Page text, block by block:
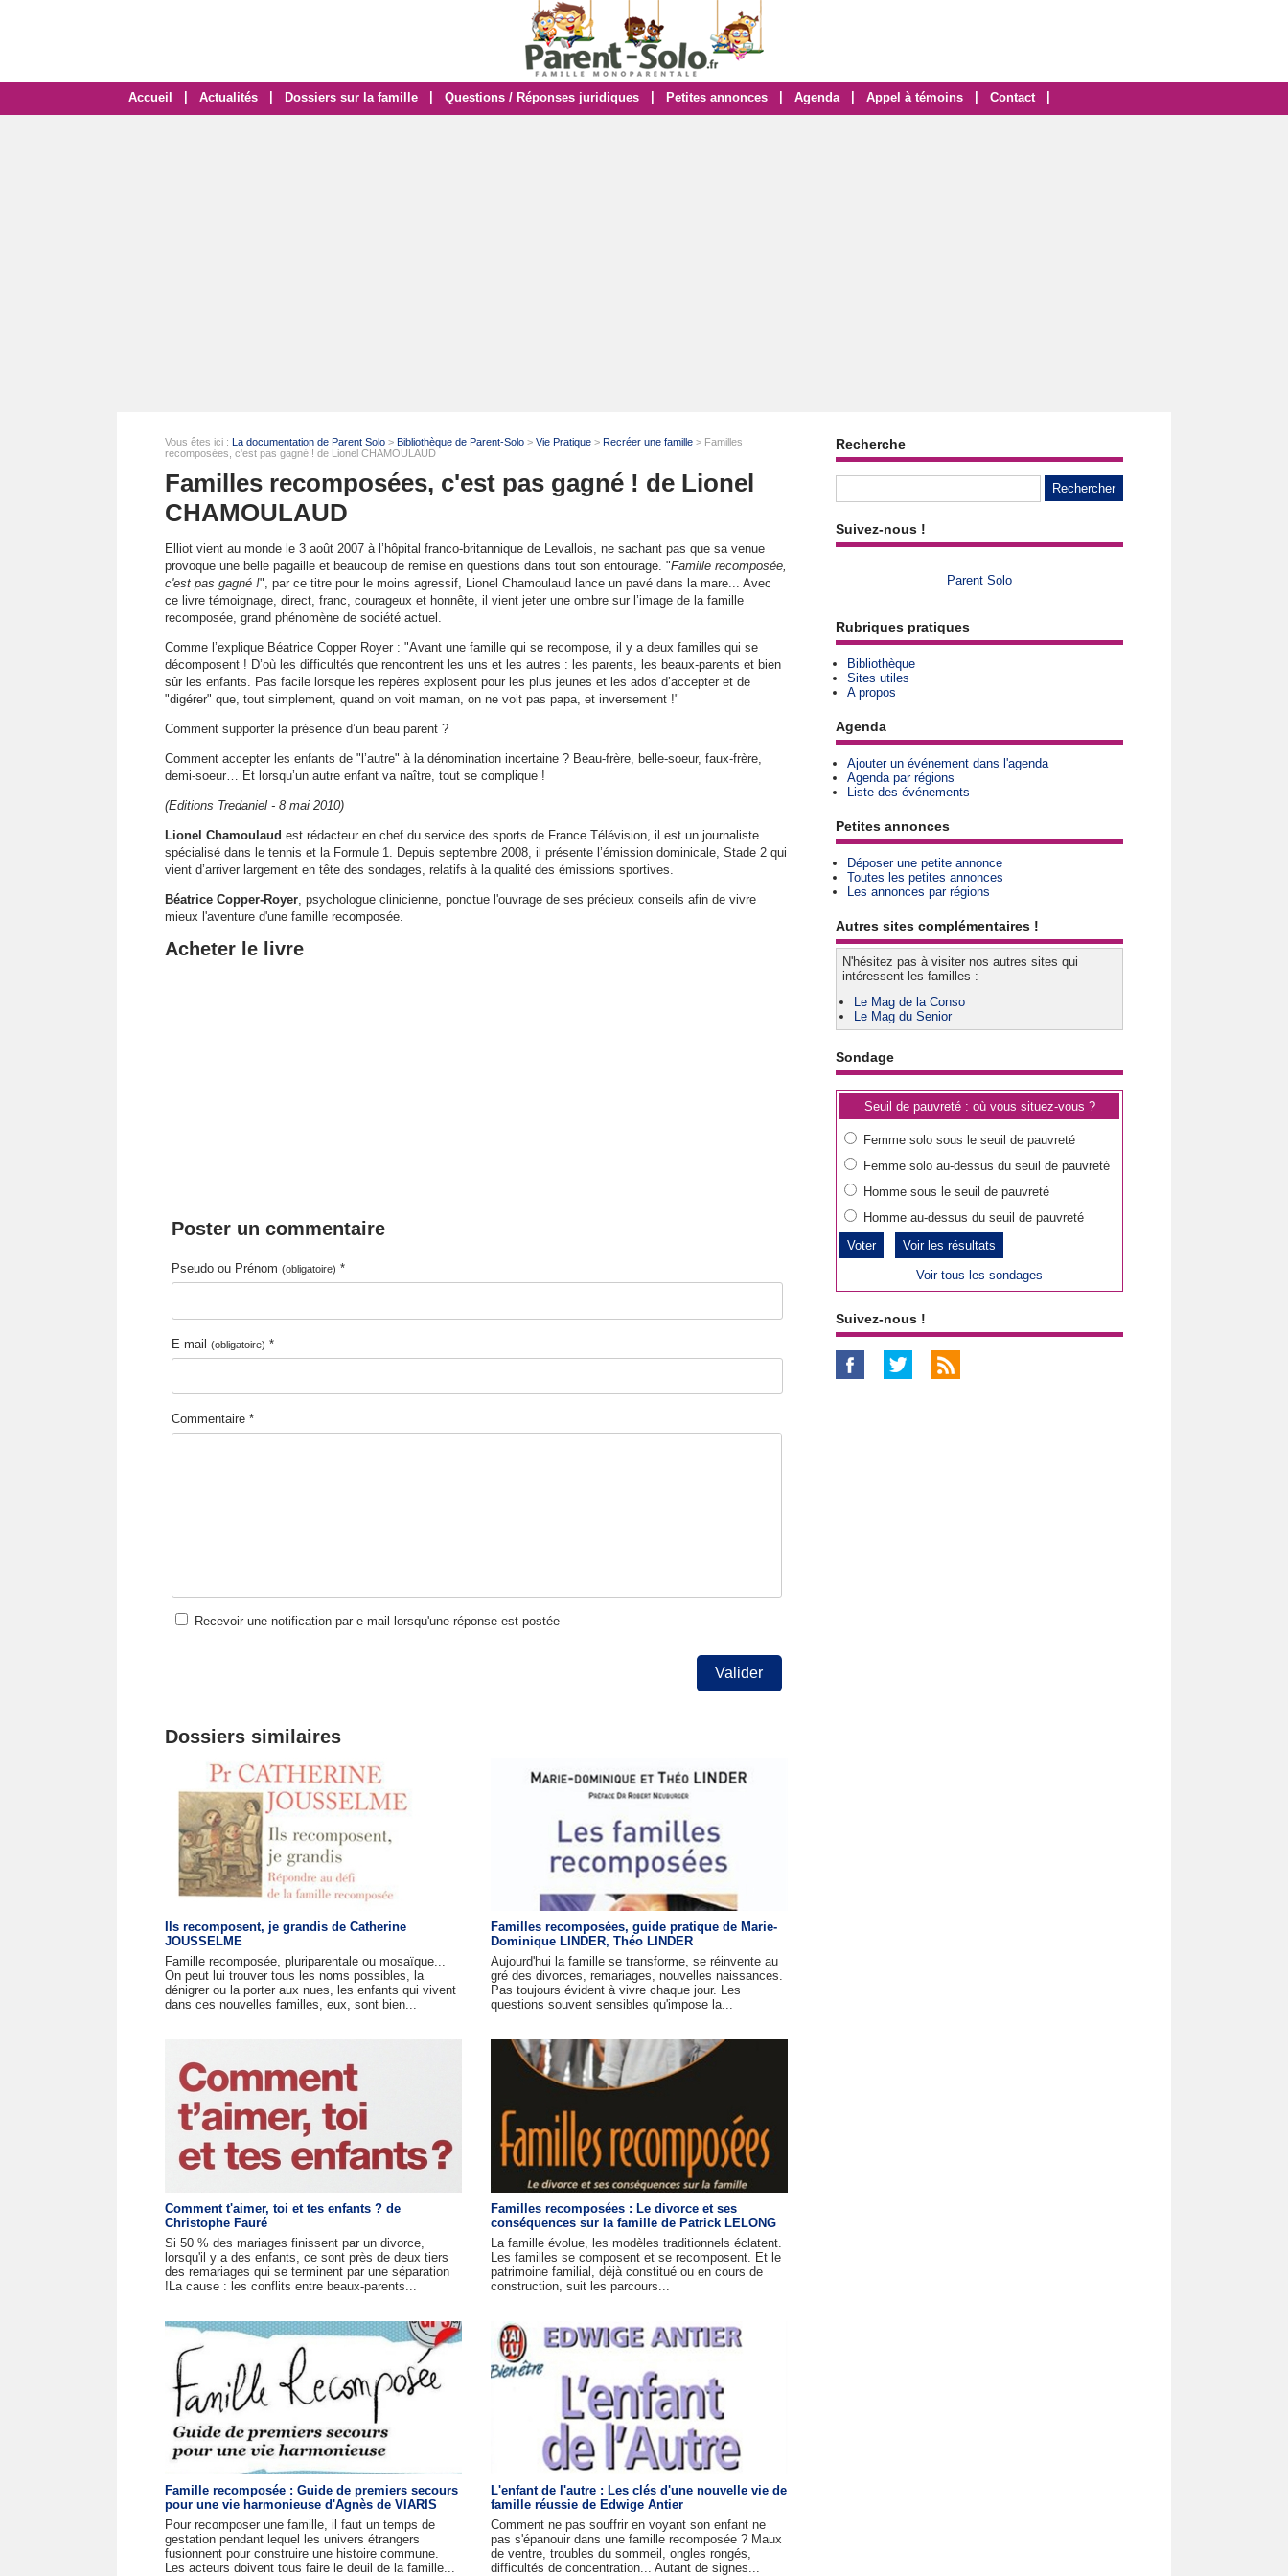
Accueil Actualités Dossiers sur la famille Questions / Réponses juridiques Petites annonces Agenda Appel à témoins Contact
Vous êtes ici : La documentation de Parent Solo > Bibliothèque de Parent-Solo > Vie Pratique > Recréer une famille > Familles
recomposées, c'est pas gagné ! de Lionel CHAMOULAUD
Familles recomposées, c'est pas gagné ! de Lionel
CHAMOULAUD
Elliot vient au monde le 3 août 2007 à l’hôpital franco-britannique de Levallois, ne sachant pas que sa venue
provoque une belle pagaille et beaucoup de remise en questions dans tout son entourage. "Famille recomposée,
c'est pas gagné !", par ce titre pour le moins agressif, Lionel Chamoulaud lance un pavé dans la mare... Avec
ce livre témoignage, direct, franc, courageux et honnête, il vient jeter une ombre sur l’image de la famille
recomposée, grand phénomène de société actuel.
Comme l’explique Béatrice Copper Royer : "Avant une famille qui se recompose, il y a deux familles qui se
décomposent ! D’où les difficultés que rencontrent les uns et les autres : les parents, les beaux-parents et bien
sûr les enfants. Pas facile lorsque les repères explosent pour les plus jeunes et les ados d’accepter et de
"digérer" que, tout simplement, quand on voit maman, on ne voit pas papa, et inversement !"
Comment supporter la présence d’un beau parent ?
Comment accepter les enfants de "l’autre" à la dénomination incertaine ? Beau-frère, belle-soeur, faux-frère,
demi-soeur… Et lorsqu’un autre enfant va naître, tout se complique !
(Editions Tredaniel - 8 mai 2010)
Lionel Chamoulaud est rédacteur en chef du service des sports de France Télévision, il est un journaliste
spécialisé dans le tennis et la Formule 1. Depuis septembre 2008, il présente l’émission dominicale, Stade 2 qui
vient d’arriver largement en tête des sondages, relatifs à la qualité des émissions sportives.
Béatrice Copper-Royer, psychologue clinicienne, ponctue l'ouvrage de ses précieux conseils afin de vivre
mieux l'aventure d'une famille recomposée.
Acheter le livre
Poster un commentaire
Pseudo ou Prénom (obligatoire) *
E-mail (obligatoire) *
Commentaire *
Recevoir une notification par e-mail lorsqu'une réponse est postée
Valider
Dossiers similaires
Ils recomposent, je grandis de Catherine
JOUSSELME
Famille recomposée, pluriparentale ou mosaïque...
On peut lui trouver tous les noms possibles, la
dénigrer ou la porter aux nues, les enfants qui vivent
dans ces nouvelles familles, eux, sont bien...
Familles recomposées, guide pratique de Marie-
Dominique LINDER, Théo LINDER
Aujourd'hui la famille se transforme, se réinvente au
gré des divorces, remariages, nouvelles naissances.
Pas toujours évident à vivre chaque jour. Les
questions souvent sensibles qu'impose la...
Comment t'aimer, toi et tes enfants ? de
Christophe Fauré
Si 50 % des mariages finissent par un divorce,
lorsqu'il y a des enfants, ce sont près de deux tiers
des remariages qui se terminent par une séparation
!La cause : les conflits entre beaux-parents...
Familles recomposées : Le divorce et ses
conséquences sur la famille de Patrick LELONG
La famille évolue, les modèles traditionnels éclatent.
Les familles se composent et se recomposent. Et le
patrimoine familial, déjà constitué ou en cours de
construction, suit les parcours...
Famille recomposée : Guide de premiers secours
pour une vie harmonieuse d'Agnès de VIARIS
Pour recomposer une famille, il faut un temps de
gestation pendant lequel les univers étrangers
fusionnent pour construire une histoire commune.
Les acteurs doivent tous faire le deuil de la famille...
L'enfant de l'autre : Les clés d'une nouvelle vie de
famille réussie de Edwige Antier
Comment ne pas souffrir en voyant son enfant ne
pas s'épanouir dans une famille recomposée ? Maux
de ventre, troubles du sommeil, ongles rongés,
difficultés de concentration... Autant de signes...
Recherche
Suivez-nous !
Parent Solo
Rubriques pratiques
Bibliothèque
Sites utiles
A propos
Agenda
Ajouter un événement dans l'agenda
Agenda par régions
Liste des événements
Petites annonces
Déposer une petite annonce
Toutes les petites annonces
Les annonces par régions
Autres sites complémentaires !
N'hésitez pas à visiter nos autres sites qui
intéressent les familles :
Le Mag de la Conso
Le Mag du Senior
Sondage
Seuil de pauvreté : où vous situez-vous ?
Femme solo sous le seuil de pauvreté
Femme solo au-dessus du seuil de pauvreté
Homme sous le seuil de pauvreté
Homme au-dessus du seuil de pauvreté
Voir les résultats
Voir tous les sondages
Suivez-nous !